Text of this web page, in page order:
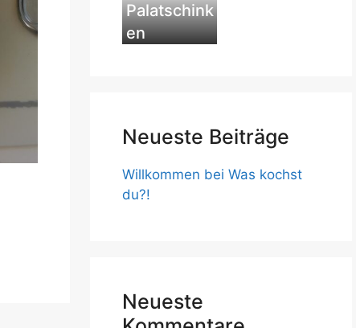
Palatschink
en
Neueste Beiträge
Willkommen bei Was kochst
du?!
Neueste